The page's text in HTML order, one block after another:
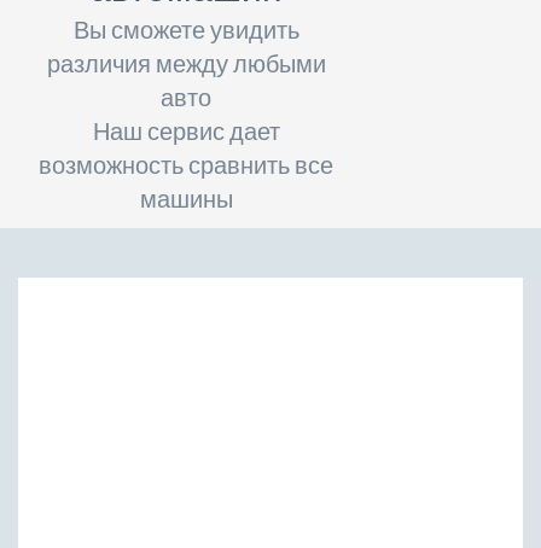
Вы сможете увидить
различия между любыми
авто
Наш сервис дает
возможность сравнить все
машины